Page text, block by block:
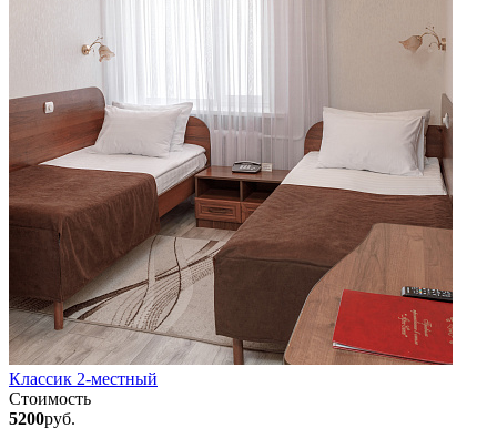
Классик 2-местный
Стоимость
5200руб.